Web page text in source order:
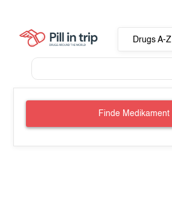
Drugs A-Z
Finde Medikament